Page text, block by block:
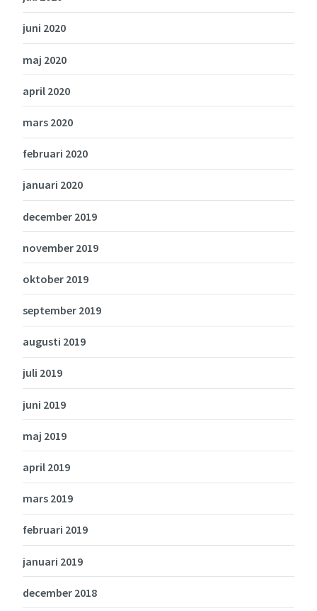
juni 2020
maj 2020
april 2020
mars 2020
februari 2020
januari 2020
december 2019
november 2019
oktober 2019
september 2019
augusti 2019
juli 2019
juni 2019
maj 2019
april 2019
mars 2019
februari 2019
januari 2019
december 2018